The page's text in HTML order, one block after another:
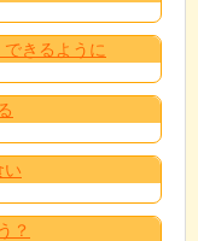
きるように
い
？